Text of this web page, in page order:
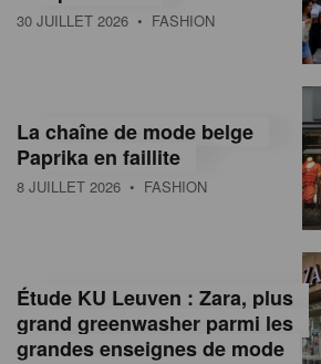
30 JUILLET 2026 • FASHION
La chaîne de mode belge
Paprika en faillite
8 JUILLET 2026 • FASHION
Étude KU Leuven : Zara, plus
grand greenwasher parmi les
grandes enseignes de mode